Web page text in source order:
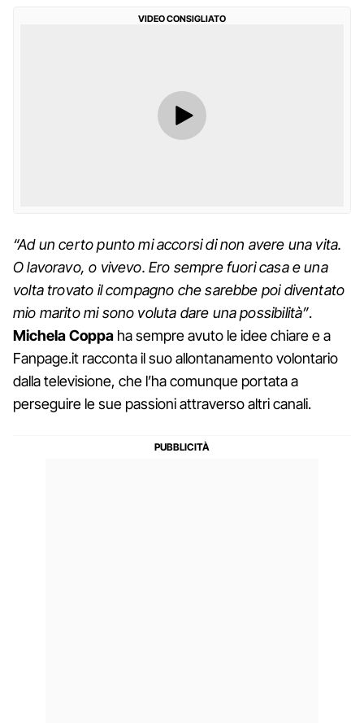
VIDEO CONSIGLIATO
“Ad un certo punto mi accorsi di non avere una vita.
O lavoravo, o vivevo. Ero sempre fuori casa e una
volta trovato il compagno che sarebbe poi diventato
mio marito mi sono voluta dare una possibilità”.
MichelaCoppa ha sempre avuto le idee chiare e a
Fanpage.it racconta il suo allontanamento volontario
dalla televisione, che l’ha comunque portata a
perseguire le sue passioni attraverso altri canali.